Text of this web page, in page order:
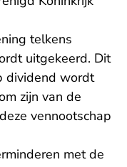
telkens
uitgekeerd. Dit
dividend wordt
zijn van de
vennootschap
met de